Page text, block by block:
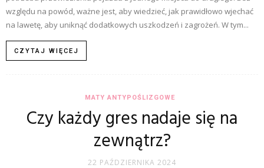
względu na powód, ważne jest, aby wiedzieć, jak prawidłowo wjechać
na lawetę, aby uniknąć dodatkowych uszkodzeń i zagrożeń. W tym...
CZYTAJ WIĘCEJ
MATY ANTYPOŚLIZGOWE
Czy każdy gres nadaje się na
zewnątrz?
22 PAŹDZIERNIKA 2024